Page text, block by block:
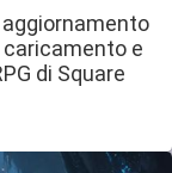
e
di Square